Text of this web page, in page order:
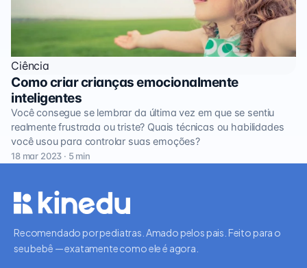
Ciência
Como criar crianças emocionalmente
inteligentes
Você consegue se lembrar da última vez em que se sentiu
realmente frustrada ou triste? Quais técnicas ou habilidades
você usou para controlar suas emoções?
18 mar 2023 · 5 min
Recomendado por pediatras. Amado pelos pais. Feito para o
seu bebê — exatamente como ele é agora.